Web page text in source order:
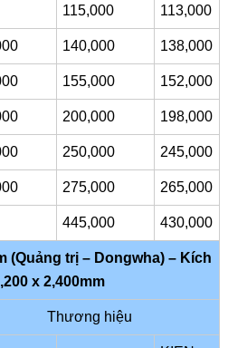
115,000 113,000
140,000 138,000
155,000 152,000
200,000 198,000
250,000 245,000
275,000 265,000
445,000 430,000
(Quảng trị – Dongwha) – Kích
x 2,400mm
Thương hiệu